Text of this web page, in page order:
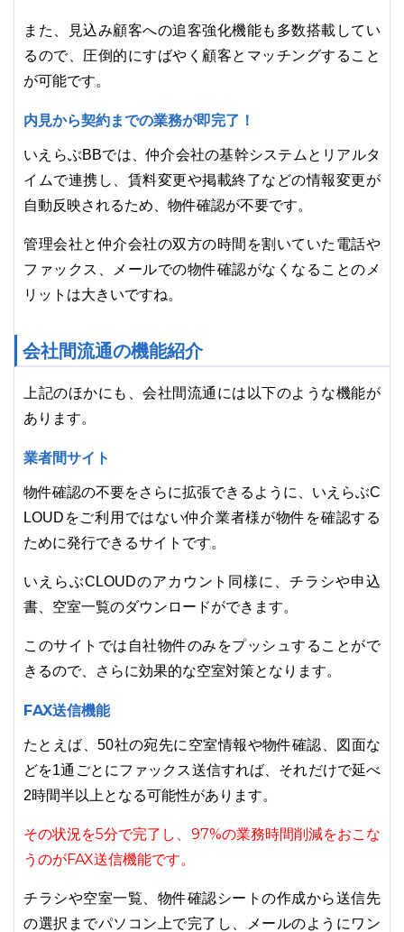
また、見込み顧客への追客強化機能も多数搭載してい
るので、圧倒的にすばやく顧客とマッチングすること
が可能です。
内見から契約までの業務が即完了！
いえらぶBBでは、仲介会社の基幹システムとリアルタ
イムで連携し、賃料変更や掲載終了などの情報変更が
自動反映されるため、物件確認が不要です。
管理会社と仲介会社の双方の時間を割いていた電話や
ファックス、メールでの物件確認がなくなることのメ
リットは大きいですね。
会社間流通の機能紹介
上記のほかにも、会社間流通には以下のような機能が
あります。
業者間サイト
物件確認の不要をさらに拡張できるように、いえらぶC
LOUDをご利用ではない仲介業者様が物件を確認する
ために発行できるサイトです。
いえらぶCLOUDのアカウント同様に、チラシや申込
書、空室一覧のダウンロードができます。
このサイトでは自社物件のみをプッシュすることがで
きるので、さらに効果的な空室対策となります。
FAX送信機能
たとえば、50社の宛先に空室情報や物件確認、図面な
どを1通ごとにファックス送信すれば、それだけで延べ
2時間半以上となる可能性があります。
その状況を5分で完了し、97%の業務時間削減をおこな
うのがFAX送信機能です。
チラシや空室一覧、物件確認シートの作成から送信先
の選択までパソコン上で完了し、メールのようにワン